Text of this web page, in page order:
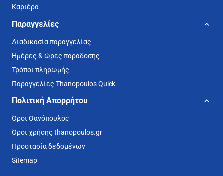
Καριέρα
Παραγγελίες
Διαδικασία παραγγελίας
Ημέρες & ώρες παράδοσης
Τρόποι πληρωμής
Παραγγελίες Thanopoulos Quick
Πολιτική Απορρήτου
Όροι Θανόπουλος
Όροι χρήσης thanopoulos.gr
Προστασία δεδομένων
Sitemap